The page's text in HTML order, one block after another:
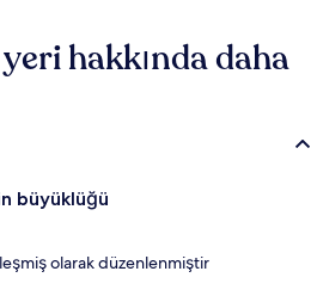
hakkında daha
büyüklüğü
olarak düzenlenmiştir